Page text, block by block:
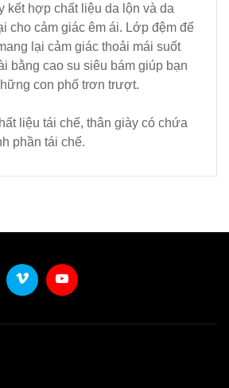
kết hợp chất liệu da lộn và da
cho cảm giác êm ái. Lớp đệm đế
lại cảm giác thoải mái suốt
bằng cao su siêu bám giúp bạn
con phố trơn trượt.
liệu tái chế, thân giày có chứa
phần tái chế.